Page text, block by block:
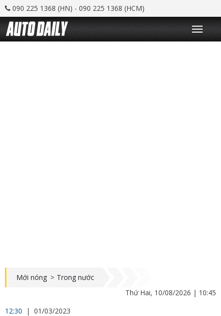
090 225 1368 (HN) - 090 225 1368 (HCM)
T
o
g
Mới nóng > Trong nước
Thứ Hai, 10/08/2026 | 10:45
12:30
| 01/03/2023